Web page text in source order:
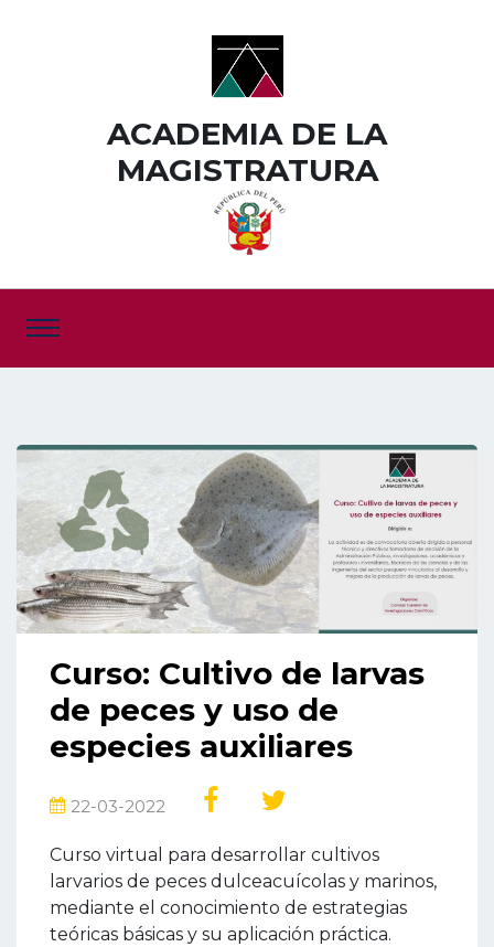
ACADEMIA DE LA
MAGISTRATURA
Curso: Cultivo de larvas
de peces y uso de
especies auxiliares
22-03-2022
Curso virtual para desarrollar cultivos
larvarios de peces dulceacuícolas y marinos,
mediante el conocimiento de estrategias
teóricas básicas y su aplicación práctica.